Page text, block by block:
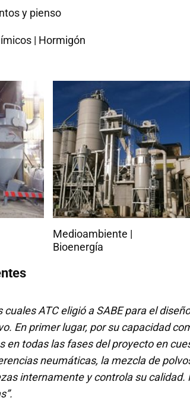
y pienso
| Hormigón
Medioambiente |
Bioenergía
cuales ATC eligió a SABE para el
En primer lugar, por su capacidad
en todas las fases del proyecto en
neumáticas, la mezcla de
internamente y controla su